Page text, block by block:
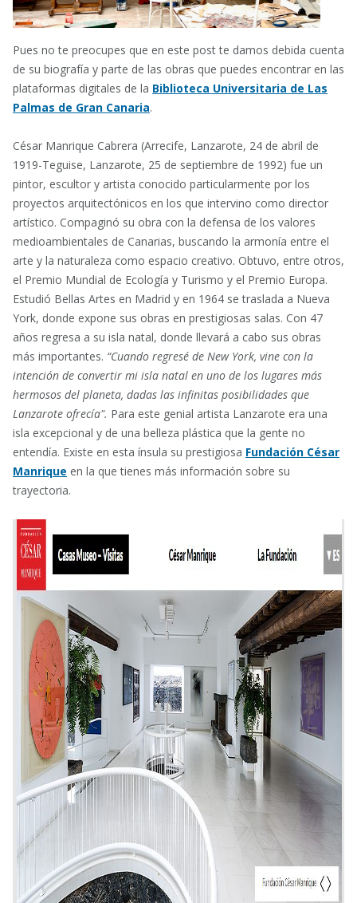
Pues no te preocupes que en este post te damos debida cuenta
de su biografía y parte de las obras que puedes encontrar en las
plataformas digitales de la Biblioteca Universitaria de Las
Palmas de Gran Canaria.
César Manrique Cabrera (Arrecife, Lanzarote, 24 de abril de
1919-Teguise, Lanzarote, 25 de septiembre de 1992) fue un
pintor, escultor y artista conocido particularmente por los
proyectos arquitectónicos en los que intervino como director
artístico​. Compaginó su obra con la defensa de los valores
medioambientales de Canarias, buscando la armonía entre el
arte y la naturaleza como espacio creativo. Obtuvo, entre otros,
el Premio Mundial de Ecología y Turismo y el Premio Europa.
Estudió Bellas Artes en Madrid y en 1964 se traslada a Nueva
York, donde expone sus obras en prestigiosas salas. Con 47
años regresa a su isla natal, donde llevará a cabo sus obras
más importantes. “Cuando regresé de New York, vine con la
intención de convertir mi isla natal en uno de los lugares más
hermosos del planeta, dadas las infinitas posibilidades que
Lanzarote ofrecía". Para este genial artista Lanzarote era una
isla excepcional y de una belleza plástica que la gente no
entendía. Existe en esta ínsula su prestigiosa Fundación César
Manrique en la que tienes más información sobre su
trayectoria.